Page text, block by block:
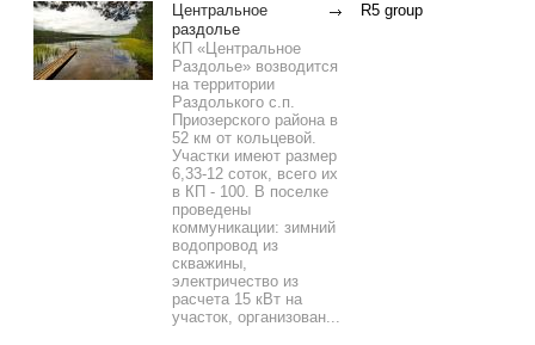
Центральное
раздолье
КП «Центральное
Раздолье» возводится
на территории
Раздолького с.п.
Приозерского района в
52 км от кольцевой.
Участки имеют размер
6,33-12 соток, всего их
в КП - 100. В поселке
проведены
коммуникации: зимний
водопровод из
скважины,
электричество из
расчета 15 кВт на
участок, организован...
R5 group